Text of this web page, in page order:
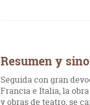
Resumen y
Seguida con gran
Francia e Italia, la
y obras de teatro, se